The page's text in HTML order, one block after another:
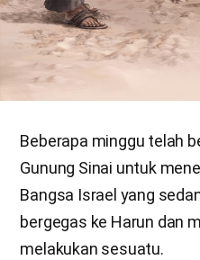
Beberapa minggu telah
Gunung Sinai untuk
Bangsa Israel yang
bergegas ke Harun dan
melakukan sesuatu.